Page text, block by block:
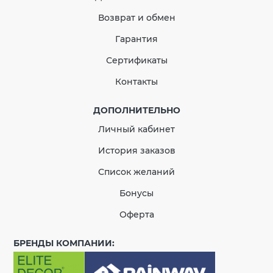
Тройник водосточной трубы
Возврат и обмен
Гарантия
Сертификаты
Контакты
ДОПОЛНИТЕЛЬНО
Личный кабинет
История заказов
Список желаний
Бонусы
Оферта
БРЕНДЫ КОМПАНИИ: